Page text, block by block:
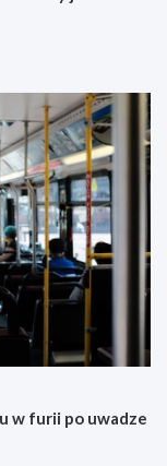
w furii po uwadze